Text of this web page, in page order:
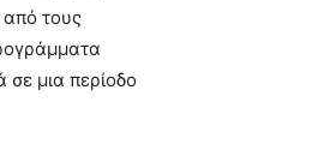
από τους
σε μια περίοδο